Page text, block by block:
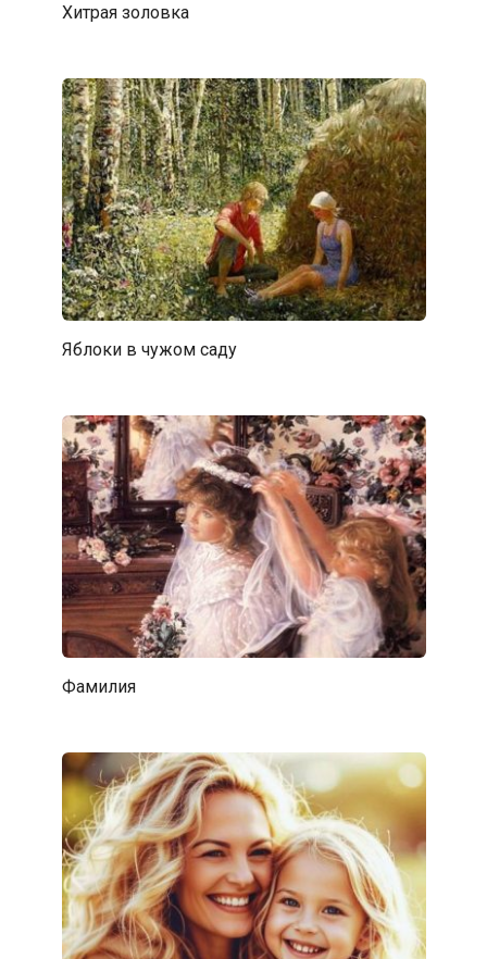
Хитрая золовка
Яблоки в чужом саду
Фамилия